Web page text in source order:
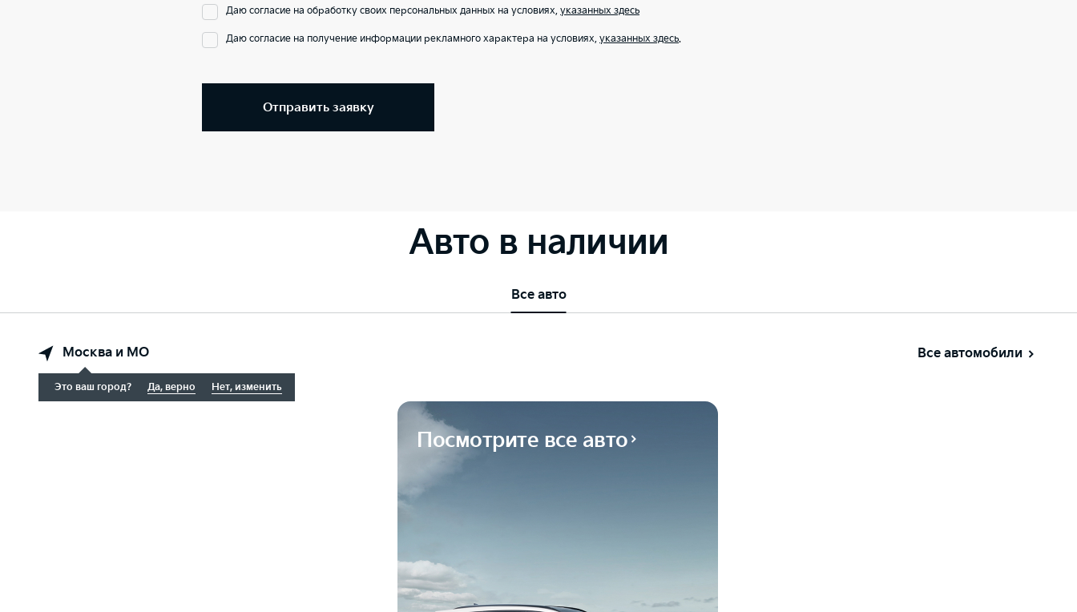
Даю согласие на обработку своих персональных данных на условиях, указанных здесь
Даю согласие на получение информации рекламного характера на условиях, указанных здесь.
Отправить заявку
Авто в наличии
Все авто
Москва и МО
Это ваш город? Да, верно Нет, изменить
Все автомобили
Посмотрите все авто